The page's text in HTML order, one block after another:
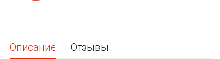
Описание Отзывы